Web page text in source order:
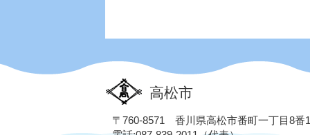
高松市
〒760-8571 香川県高松市番町一丁目8番